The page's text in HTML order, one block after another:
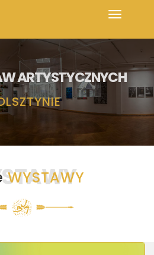
ARTYSTYCZNYCH
WYSTAWY